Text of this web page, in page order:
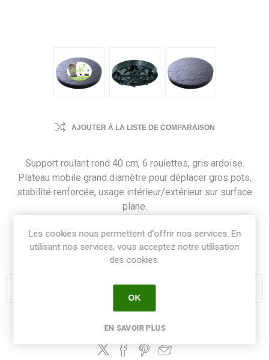
AJOUTER À LA LISTE DE COMPARAISON
Support roulant rond 40 cm, 6 roulettes, gris ardoise.
Plateau mobile grand diamètre pour déplacer gros pots,
stabilité renforcée, usage intérieur/extérieur sur surface
plane.
SKU: SUPROL6RGA
GTIN: 3086960212346
Share:
Les cookies nous permettent d'offrir nos services. En
utilisant nos services, vous acceptez notre utilisation
des cookies.
OK
EN SAVOIR PLUS